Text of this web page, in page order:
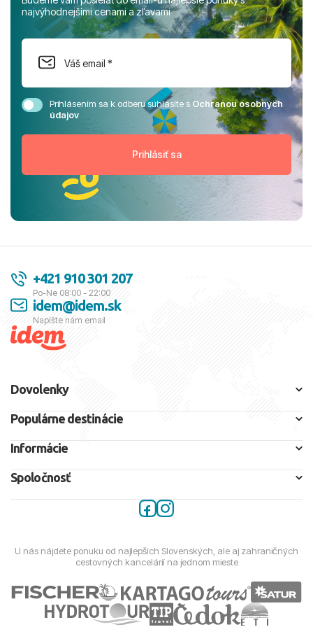
najvýhodnejšími cenami a zľavami
Prihlásením sa k odberu súhlasíte sOchranou osobných
údajov
+421 910 301 207
Po-Ne 08:00 - 22:00
idem@idem.sk
Napíšte nám email
Dovolenky
Populárne destinácie
Informácie
Spoločnosť
U nás nájdete ponuku od najlepších Slovenských, ale aj zahraničných
cestovných kancelárií na jednom mieste